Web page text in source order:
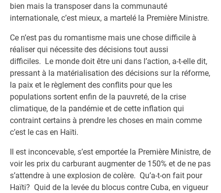
bien mais la transposer dans la communauté
internationale, c’est mieux, a martelé la Première Ministre.
Ce n’est pas du romantisme mais une chose difficile à
réaliser qui nécessite des décisions tout aussi
difficiles. Le monde doit être uni dans l’action, a-t-elle dit,
pressant à la matérialisation des décisions sur la réforme,
la paix et le règlement des conflits pour que les
populations sortent enfin de la pauvreté, de la crise
climatique, de la pandémie et de cette inflation qui
contraint certains à prendre les choses en main comme
c’est le cas en Haïti.
Il est inconcevable, s’est emportée la Première Ministre, de
voir les prix du carburant augmenter de 150% et de ne pas
s’attendre à une explosion de colère. Qu’a-t-on fait pour
Haïti? Quid de la levée du blocus contre Cuba, en vigueur